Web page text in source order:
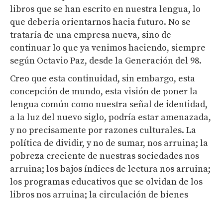
libros que se han escrito en nuestra lengua, lo
que debería orientarnos hacia futuro. No se
trataría de una empresa nueva, sino de
continuar lo que ya venimos haciendo, siempre
según Octavio Paz, desde la Generación del 98.
Creo que esta continuidad, sin embargo, esta
concepción de mundo, esta visión de poner la
lengua común como nuestra señal de identidad,
a la luz del nuevo siglo, podría estar amenazada,
y no precisamente por razones culturales. La
política de dividir, y no de sumar, nos arruina; la
pobreza creciente de nuestras sociedades nos
arruina; los bajos índices de lectura nos arruina;
los programas educativos que se olvidan de los
libros nos arruina; la circulación de bienes